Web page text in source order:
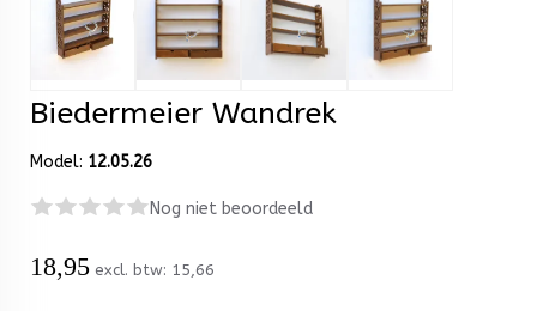
Biedermeier Wandrek
Model: 12.05.26
Nog niet beoordeeld
18,95 excl. btw: 15,66